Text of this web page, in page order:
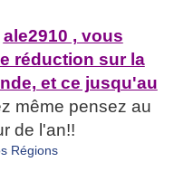
ale2910 , vous
réduction sur la
et ce jusqu'au
même pensez au
de l'an!!